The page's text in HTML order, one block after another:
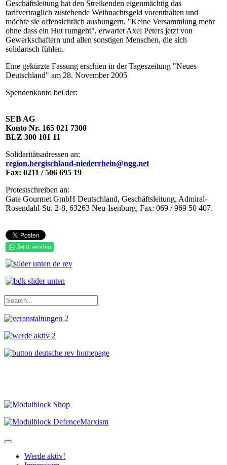
Geschäftsleitung hat den Streikenden eigenmächtig das
tarifvertraglich zustehende Weihnachtsgeld vorenthalten und
möchte sie offensichtlich aushungern. "Keine Versammlung mehr
ohne dass ein Hut rumgeht", erwartet Axel Peters jetzt von
Gewerkschaftern und allen sonstigen Menschen, die sich
solidarisch fühlen.
Eine gekürzte Fassung erschien in der Tageszeitung "Neues
Deutschland" am 28. November 2005
Spendenkonto bei der:
SEB AG
Konto Nr. 165 021 7300
BLZ 300 101 11
Solidaritätsadressen an:
region.bergischland-niederrhein@ngg.net
Fax: 0211 / 506 695 19
Protestschreiben an:
Gate Gourmet GmbH Deutschland, Geschäftsleitung, Admiral-
Rosendahl-Str. 2-8, 63263 Neu-Isenburg, Fax: 069 / 969 50 407.
Jetzt senden
Werde aktiv!